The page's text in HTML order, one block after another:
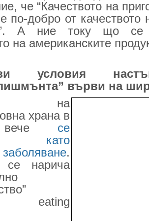
че “Качеството на
по-добро от качеството
А ние току що се
на американските
условия
върви на
на
храна в
се
като
.
се нарича
eating